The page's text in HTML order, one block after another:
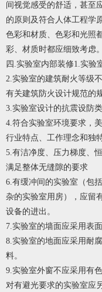
间视觉感受的舒适，甚至
的原则及符合人体工程学
色彩和材质、色彩和光照
彩、材质时都应细致考虑。
四.实验室内部装修1.实验
2.实验室的建筑耐火等级
有关建筑防火设计规范的
3.实验室设计的抗震设防
4.符合实验室环境要求，
行业特点、工作理念和独
5.有洁净度、压力梯度、
满足整体无缝隙的要求
6.有缓冲间的实验室（包
杂的实验室用房），应留
设备的进出。
7.实验室的墙面应采用表
8.实验室的地面应采用耐
料。
9.实验室外窗不应采用有
对有避光要求的实验室应